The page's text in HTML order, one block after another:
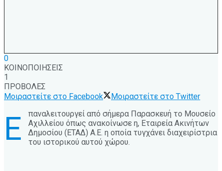
0
ΚΟΙΝΟΠΟΙΗΣΕΙΣ
1
ΠΡΟΒΟΛΕΣ
Μοιραστείτε στο Facebook
Μοιραστείτε στο Twitter
Ε
παναλειτουργεί από σήμερα Παρασκευή το Μουσείο
Αχιλλείου όπως ανακοίνωσε η, Εταιρεία Ακινήτων
Δημοσίου (ΕΤΑΔ) Α.Ε. η οποία τυγχάνει διαχειρίστρια
του ιστορικού αυτού χώρου.